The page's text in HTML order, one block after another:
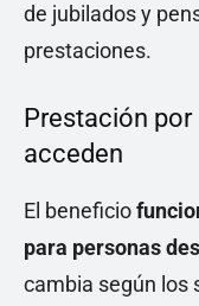
de jubilados y
prestaciones.
Prestación
acceden
El beneficio
para personas
cambia según los